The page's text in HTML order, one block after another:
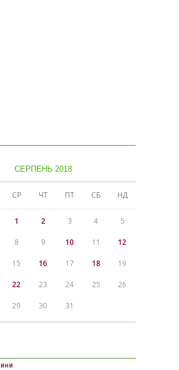
СЕРПЕНЬ 2018
СР ЧТ ПТ СБ НД
1 2 3 4 5
8 9 10 11 12
15 16 17 18 19
22 23 24 25 26
29 30 31